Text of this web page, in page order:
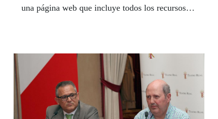
una página web que incluye todos los recursos de